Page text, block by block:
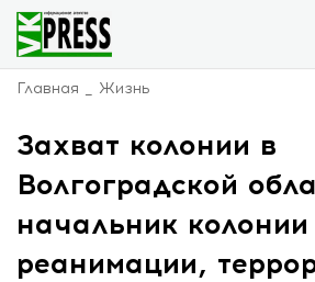
Главная Жизнь
Захват колонии в
Волгоградской
начальник колонии
реанимации,